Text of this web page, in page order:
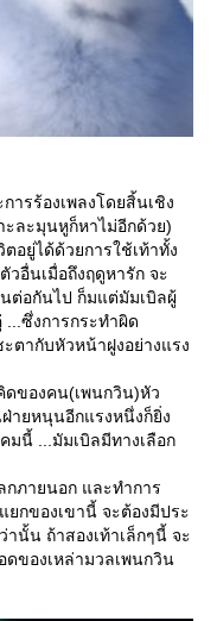
ารร้องเพลงโดยสิ้นเชิง
ะละมุนหูก็หาไม่อีกด้วย)
ตอยู่ได้ด้วยการใช้เท้าทั้ง
อื่นเมื่อถึงฤดูหารัก จะ
นต่อกันไป ก็มแต่มัมเบิลผู้
ซึ่งการกระทำผิด
ตากับหัวหน้าฝูงอย่างแรง
ดของคน(เพนกวิน)หัว
ายหนุนอีกแรงหนึ่งก็ยิ่ง
มนี้ ...มัมเบิลมีทางเลือก
กภายนอก และทำการ
ยกของเขานี้ จะต้องมีประ
นั้น ถ้าสองเท้าเล็กๆนี้ จะ
ของเหล่ามวลเพนกวิน